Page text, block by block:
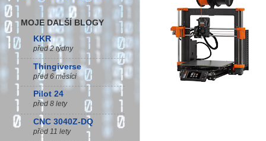
MOJE DALŠÍ BLOGY
KKR
před 2 týdny
Thingiverse
před 6 měsíci
Pilot 24
před 8 lety
CNC 3040Z-DQ
před 11 lety